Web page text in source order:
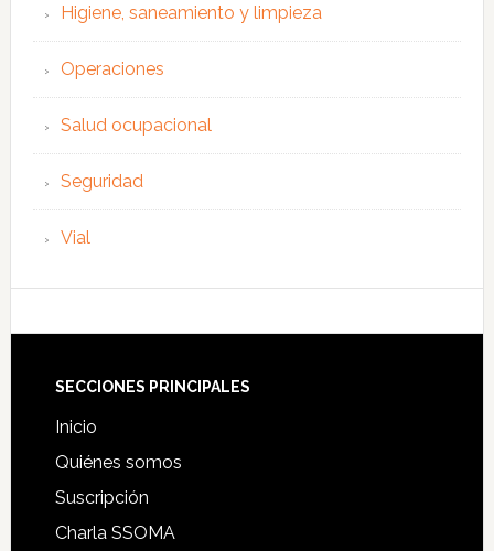
Higiene, saneamiento y limpieza
Operaciones
Salud ocupacional
Seguridad
Vial
Footer
SECCIONES PRINCIPALES
Inicio
Quiénes somos
Suscripción
Charla SSOMA